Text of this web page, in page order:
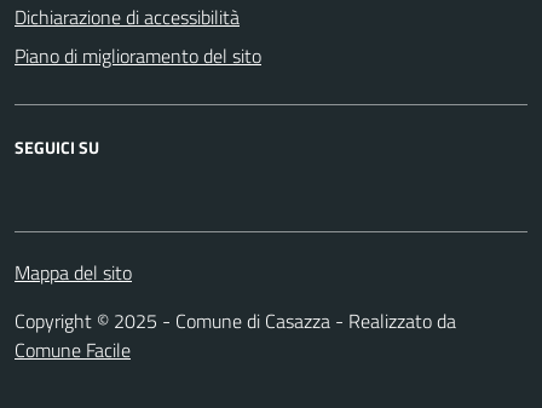
Dichiarazione di accessibilità
Piano di miglioramento del sito
SEGUICI SU
Mappa del sito
Copyright © 2025 - Comune di Casazza - Realizzato da
Comune Facile